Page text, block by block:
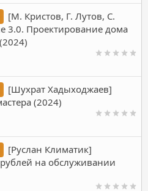
[М. Кристов, Г. Лутов, С.
3.0. Проектирование дома
[Шухрат Хадыходжаев]
(2024)
[Руслан Климатик]
на обслуживании